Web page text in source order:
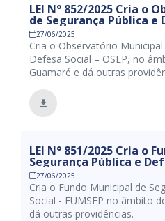
LEI N° 852/2025 Cria o
de Segurança Pública e
no âmbito do Município
outras providências.
27/06/2025
Cria o Observatório
Defesa Social – OSEP, no
Guamaré e dá outras
LEI N° 851/2025 Cria o
Segurança Pública e
no âmbito do Município
outras providências.
27/06/2025
Cria o Fundo Municipal de
Social - FUMSEP no âmbito
dá outras providências.